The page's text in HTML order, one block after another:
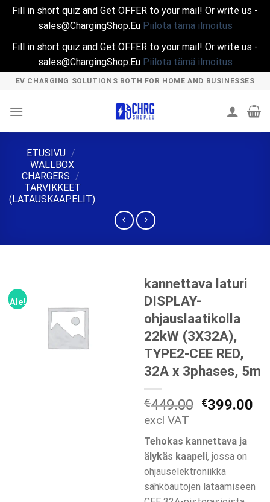
Fill in short quiz and Get OFFER to your mail! Or write us -
sales@ChargingShop.Eu Piilota tämä ilmoitus
Fill in short quiz and Get OFFER to your mail! Or write us -
sales@ChargingShop.Eu Piilota tämä ilmoitus
Skip
content
EV CHARGING SOLUTIONS BOTH FOR HOME AND BUSINESSES
ETUSIVU /
WALLBOX
CHARGERS /
TARVIKKEET
(LATAUSKAAPELIT)
Ale!
kannettava laturi
DISPLAY-
ohjauslaatikolla
22kW (3X32A),
TYPE2-CEE RED,
32A x 3phases, 5m
€449.00
€449.00.
€399.00
excl VAT
Tehokas kannettava ja
älykäs kaapeli, jossa on
ohjauselektroniikka
sähköautojen lataamiseen